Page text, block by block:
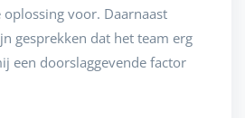
voor. Daarnaast
gesprekken dat het team erg
een doorslaggevende factor